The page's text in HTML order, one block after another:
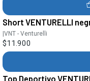
Short VENTURELLI
|VNT - Venturelli
$11.900
Top Deportivo